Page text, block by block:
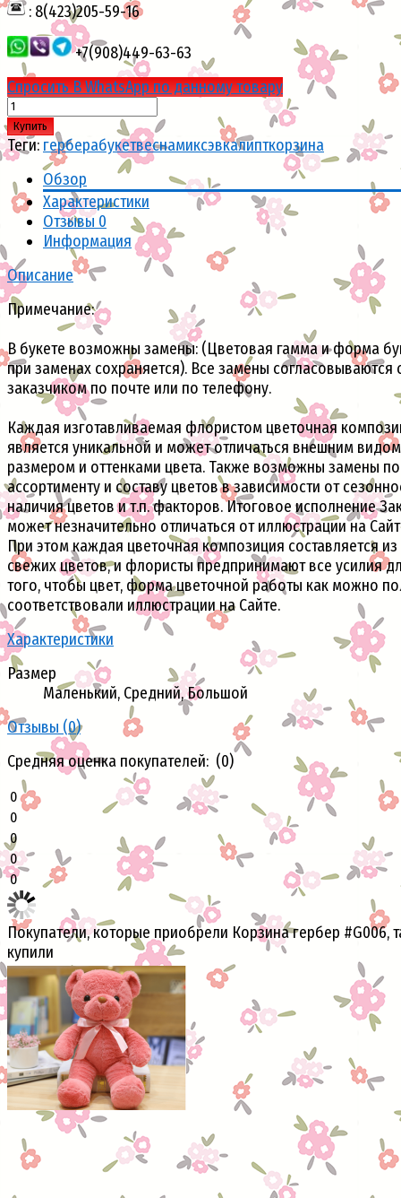
: 8(423)205-59-16
+7(908)449-63-63
Спросить В WhatsApp по данному товару
Купить
Теги: герберабукетвеснамиксэвкалипткорзина
Обзор
Характеристики
Отзывы 0
Информация
Описание
Примечание:
В букете возможны замены: (Цветовая гамма и форма
при заменах сохраняется). Все замены согласовываются
заказчиком по почте или по телефону.
Каждая изготавливаемая флористом цветочная
является уникальной и может отличаться внешним
размером и оттенками цвета. Также возможны замены по
ассортименту и составу цветов в зависимости от
наличия цветов и т.п. факторов. Итоговое исполнение
может незначительно отличаться от иллюстрации на
При этом каждая цветочная композиция составляется из
свежих цветов, и флористы предпринимают все усилия
того, чтобы цвет, форма цветочной работы как можно
соответствовали иллюстрации на Сайте.
Характеристики
Размер
Маленький, Средний, Большой
Отзывы (0)
Средняя оценка покупателей: (0)
0
0
0
0
0
Покупатели, которые приобрели Корзина гербер #G006,
купили